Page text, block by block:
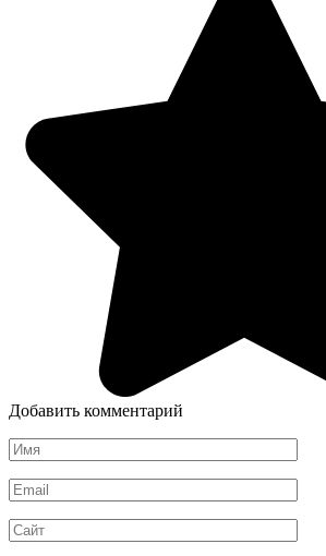
Добавить комментарий
Имя
*
Email
*
Сайт